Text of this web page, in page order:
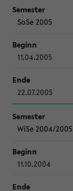
SoSe 2005
11.04.2005
22.07.2005
WiSe 2004/2005
11.10.2004